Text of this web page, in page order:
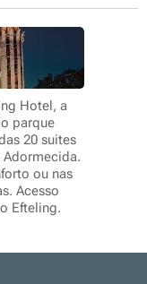
Hotel, a
parque
20 suites
ou nas
Acesso
Efteling.